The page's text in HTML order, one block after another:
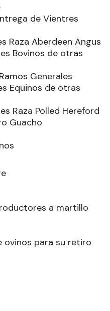
de Vientres
Raza Aberdeen Angus
Bovinos de otras
Generales
Equinos de otras
Raza Polled Hereford
Guacho
a martillo
ovinos para su retiro